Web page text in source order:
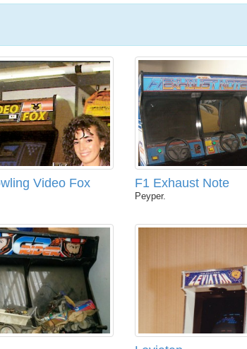
Video Fox F1 Exhaust Note
Peyper.